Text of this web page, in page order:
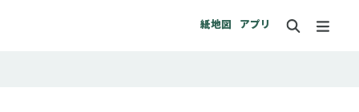
紙地図 アプリ